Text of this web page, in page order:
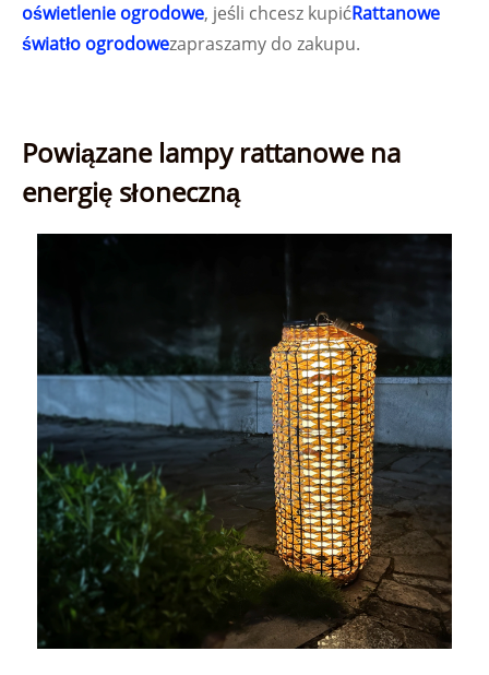
oświetlenie ogrodowe, jeśli chcesz kupićRattanowe
światło ogrodowezapraszamy do zakupu.
Powiązane lampy rattanowe na
energię słoneczną